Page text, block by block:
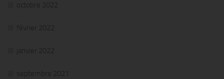
octobre 2022
février 2022
janvier 2022
septembre 2021